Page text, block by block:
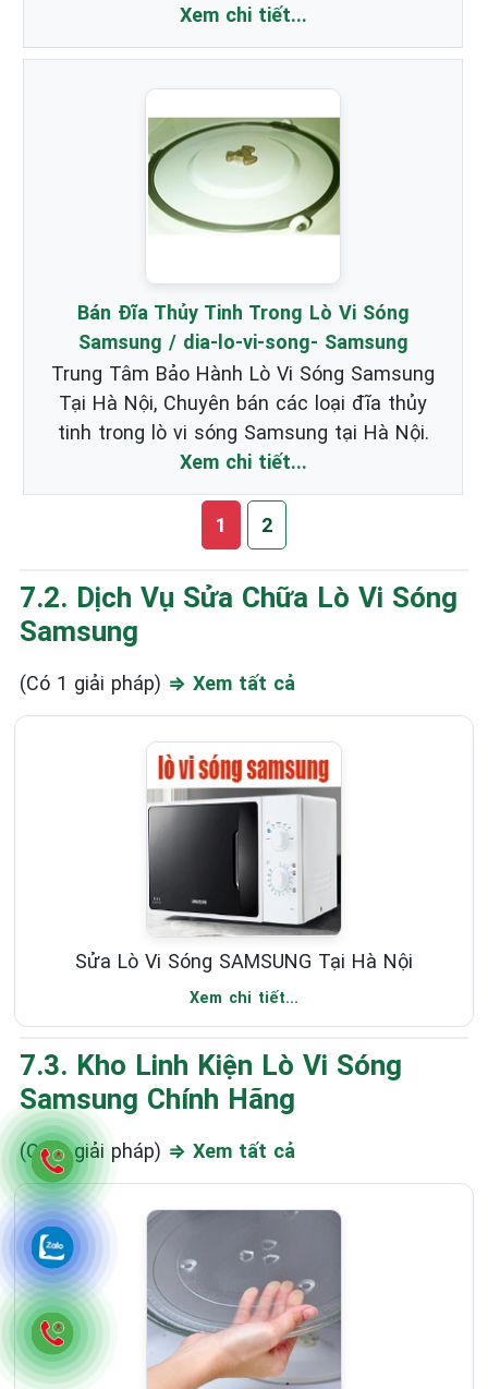
Xem chi tiết...
Bán Đĩa Thủy Tinh Trong Lò Vi Sóng
Samsung / dia-lo-vi-song- Samsung
Trung Tâm Bảo Hành Lò Vi Sóng Samsung
Tại Hà Nội, Chuyên bán các loại đĩa thủy
tinh trong lò vi sóng Samsung tại Hà Nội.
Xem chi tiết...
1 2
7.2. Dịch Vụ Sửa Chữa Lò Vi Sóng
Samsung
(Có 1 giải pháp) ⇒ Xem tất cả
Sửa Lò Vi Sóng SAMSUNG Tại Hà Nội
Xem chi tiết...
7.3. Kho Linh Kiện Lò Vi Sóng
Samsung Chính Hãng
(Có 1 giải pháp) ⇒ Xem tất cả